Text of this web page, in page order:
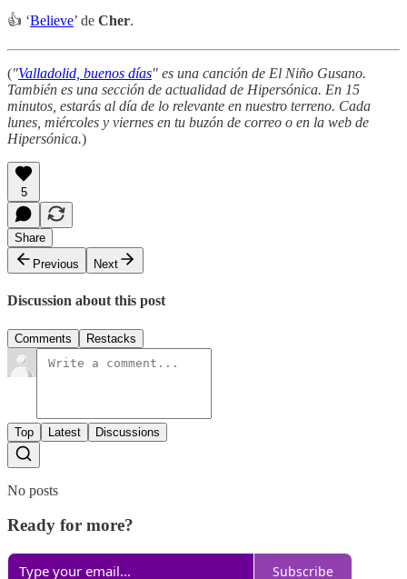
👍 ‘Believe’ de Cher.
("Valladolid, buenos días" es una canción de El Niño Gusano.
También es una sección de actualidad de Hipersónica. En 15
minutos, estarás al día de lo relevante en nuestro terreno. Cada
lunes, miércoles y viernes en tu buzón de correo o en la web de
Hipersónica.)
5
Share
Previous
Next
Discussion about this post
Comments Restacks
Top Latest Discussions
No posts
Ready for more?
Subscribe